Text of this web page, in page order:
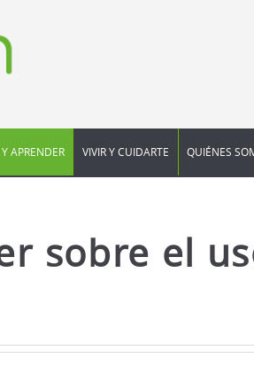
Y APRENDER VIVIR Y CUIDARTE QUIÉNES
sobre el